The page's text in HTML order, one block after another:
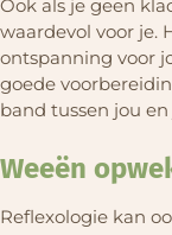
Ook als je geen
waardevol voor je.
ontspanning voor
goede
band tussen jou
Weeën
Reflexologie kan